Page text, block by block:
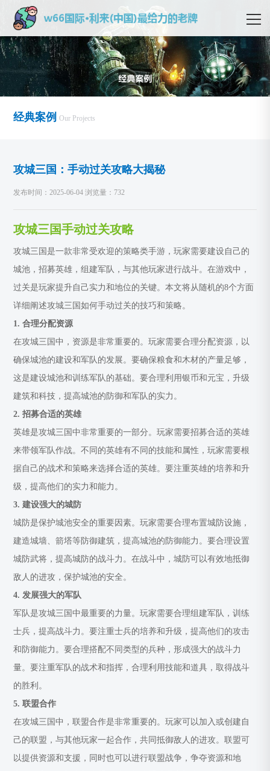
经典案例 Our Projects
攻城三国：手动过关攻略大揭秘
发布时间：2025-06-04 浏览量：732
攻城三国手动过关攻略
攻城三国是一款非常受欢迎的策略类手游，玩家需要建设自己的
城池，招募英雄，组建军队，与其他玩家进行战斗。在游戏中，
过关是玩家提升自己实力和地位的关键。本文将从随机的8个方面
详细阐述攻城三国如何手动过关的技巧和策略。
1. 合理分配资源
在攻城三国中，资源是非常重要的。玩家需要合理分配资源，以
确保城池的建设和军队的发展。要确保粮食和木材的产量足够，
这是建设城池和训练军队的基础。要合理利用银币和元宝，升级
建筑和科技，提高城池的防御和军队的实力。
2. 招募合适的英雄
英雄是攻城三国中非常重要的一部分。玩家需要招募合适的英雄
来带领军队作战。不同的英雄有不同的技能和属性，玩家需要根
据自己的战术和策略来选择合适的英雄。要注重英雄的培养和升
级，提高他们的实力和能力。
3. 建设强大的城防
城防是保护城池安全的重要因素。玩家需要合理布置城防设施，
建造城墙、箭塔等防御建筑，提高城池的防御能力。要合理设置
城防武将，提高城防的战斗力。在战斗中，城防可以有效地抵御
敌人的进攻，保护城池的安全。
4. 发展强大的军队
军队是攻城三国中最重要的力量。玩家需要合理组建军队，训练
士兵，提高战斗力。要注重士兵的培养和升级，提高他们的攻击
和防御能力。要合理搭配不同类型的兵种，形成强大的战斗力
量。要注重军队的战术和指挥，合理利用技能和道具，取得战斗
的胜利。
5. 联盟合作
在攻城三国中，联盟合作是非常重要的。玩家可以加入或创建自
己的联盟，与其他玩家一起合作，共同抵御敌人的进攻。联盟可
以提供资源和支援，同时也可以进行联盟战争，争夺资源和地